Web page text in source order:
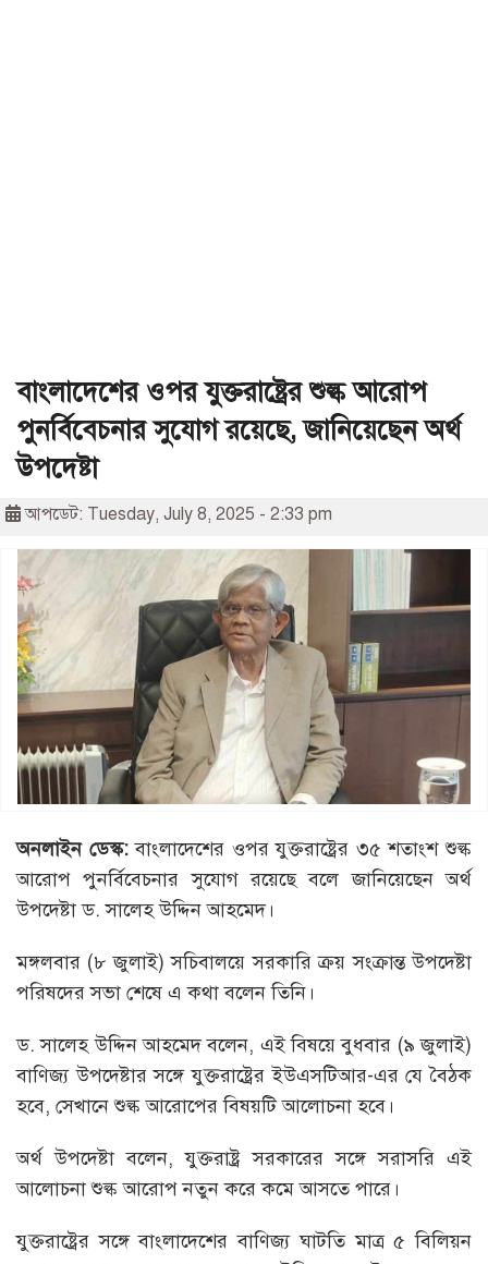
বাংলাদেশের ওপর যুক্তরাষ্ট্রের শুল্ক আরোপ
পুনর্বিবেচনার সুযোগ রয়েছে, জানিয়েছেন অর্থ
উপদেষ্টা
আপডেট: Tuesday, July 8, 2025 - 2:33 pm
অনলাইন ডেস্ক:বাংলাদেশের ওপর যুক্তরাষ্ট্রের ৩৫ শতাংশ শুল্ক
আরোপ পুনর্বিবেচনার সুযোগ রয়েছে বলে জানিয়েছেন অর্থ
উপদেষ্টা ড. সালেহ উদ্দিন আহমেদ।
মঙ্গলবার (৮ জুলাই) সচিবালয়ে সরকারি ক্রয় সংক্রান্ত উপদেষ্টা
পরিষদের সভা শেষে এ কথা বলেন তিনি।
ড. সালেহ উদ্দিন আহমেদ বলেন, এই বিষয়ে বুধবার (৯ জুলাই)
বাণিজ্য উপদেষ্টার সঙ্গে যুক্তরাষ্ট্রের ইউএসটিআর-এর যে বৈঠক
হবে, সেখানে শুল্ক আরোপের বিষয়টি আলোচনা হবে।
অর্থ উপদেষ্টা বলেন, যুক্তরাষ্ট্র সরকারের সঙ্গে সরাসরি এই
আলোচনা শুল্ক আরোপ নতুন করে কমে আসতে পারে।
যুক্তরাষ্ট্রের সঙ্গে বাংলাদেশের বাণিজ্য ঘাটতি মাত্র ৫ বিলিয়ন